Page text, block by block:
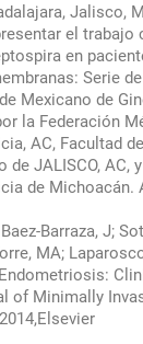
Jalisco,
el trabajo
en
Serie
Mexicano de
la Federación
AC, Facultad
de JALISCO, AC,
de Michoacán.
Barraza, J;
MA;
of Minimally